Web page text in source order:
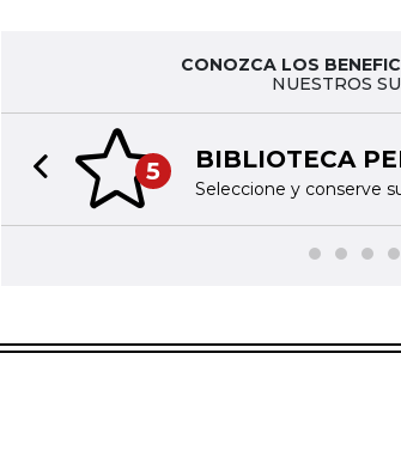
CONOZCA LOS
NUESTROS
5 BIBLIOTECA
Seleccione y conserve
Previous slide